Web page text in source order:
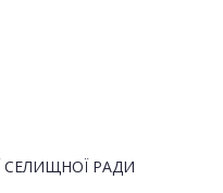
СЕЛИЩНОЇ РАДИ